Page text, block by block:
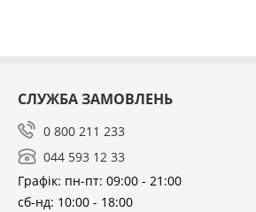
СЛУЖБА ЗАМОВЛЕНЬ
0 800 211 233
044 593 12 33
Графік: пн-пт: 09:00 - 21:00
сб-нд: 10:00 - 18:00